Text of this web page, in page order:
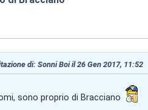
di: Sonni Boi il 26 Gen 2017, 11:52
sono proprio di Bracciano